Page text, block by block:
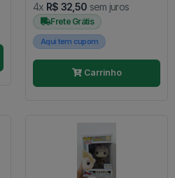
4x R$ 32,50 sem juros
Frete Grátis
Aqui tem cupom
Carrinho